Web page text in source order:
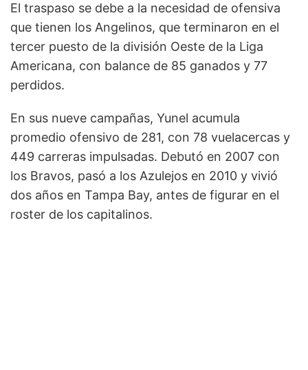
El traspaso se debe a la necesidad de ofensiva
que tienen los Angelinos, que terminaron en el
tercer puesto de la división Oeste de la Liga
Americana, con balance de 85 ganados y 77
perdidos.
En sus nueve campañas, Yunel acumula
promedio ofensivo de 281, con 78 vuelacercas y
449 carreras impulsadas. Debutó en 2007 con
los Bravos, pasó a los Azulejos en 2010 y vivió
dos años en Tampa Bay, antes de figurar en el
roster de los capitalinos.